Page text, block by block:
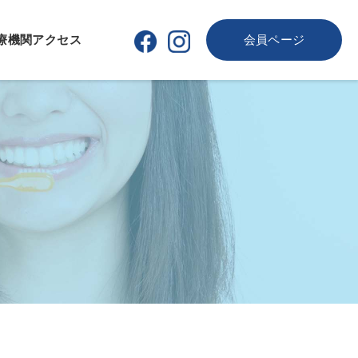
機関アクセス 会員ページ